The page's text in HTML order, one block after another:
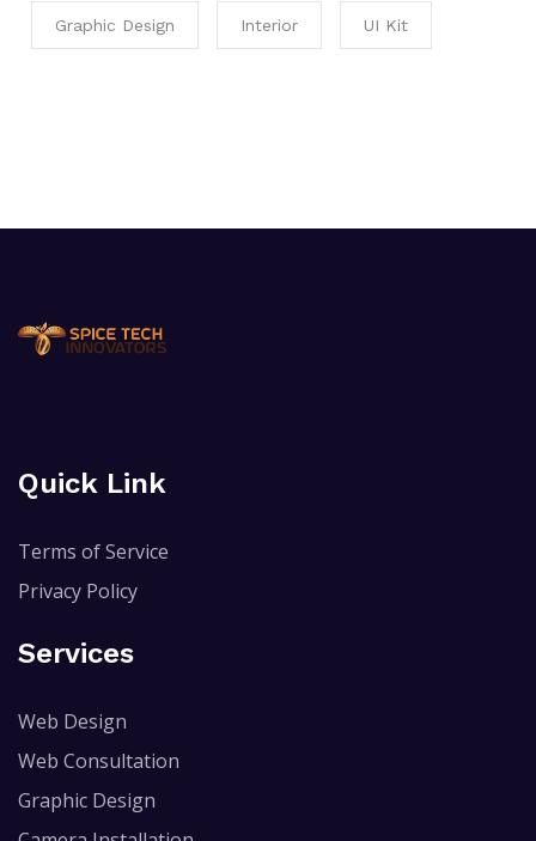
Graphic Design Interior UI Kit
Quick Link
Terms of Service
Privacy Policy
Services
Web Design
Web Consultation
Graphic Design